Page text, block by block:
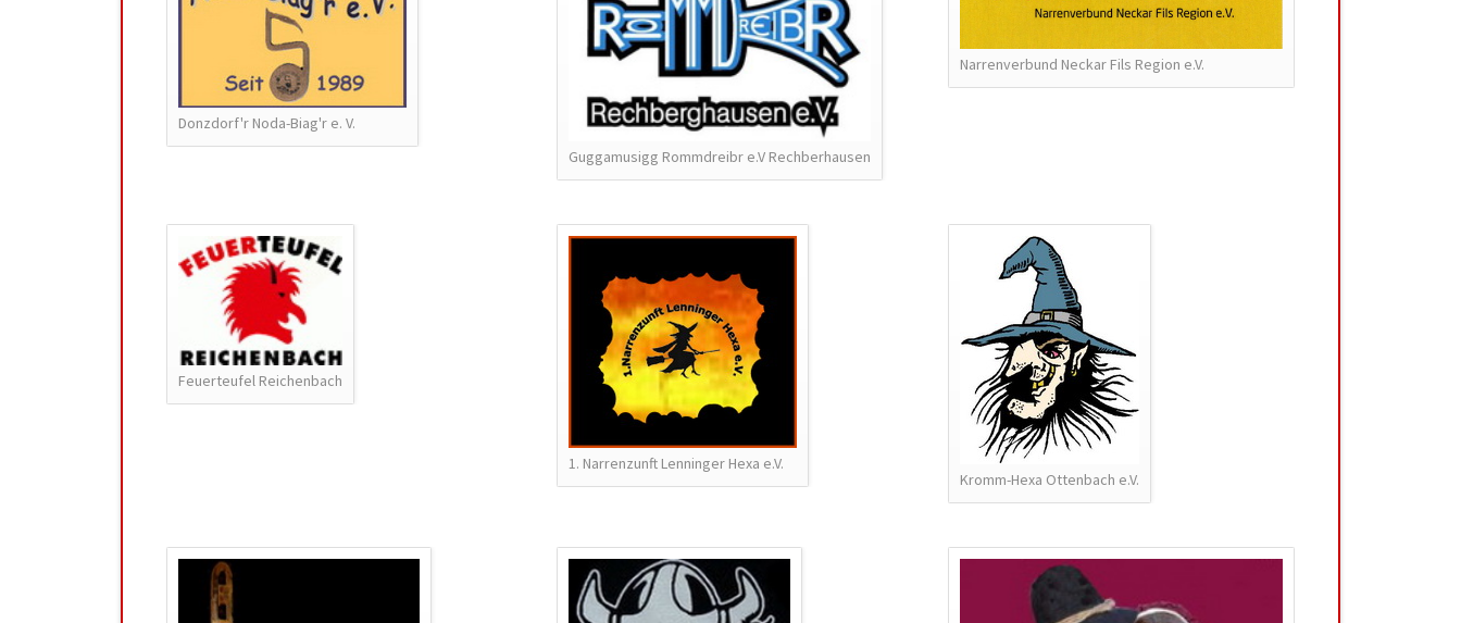
Donzdorf'r Noda-Biag'r e. V.
Guggamusigg Rommdreibr e.V Rechberhausen
Narrenverbund Neckar Fils Region e.V.
Feuerteufel Reichenbach
1. Narrenzunft Lenninger Hexa e.V.
Kromm-Hexa Ottenbach e.V.